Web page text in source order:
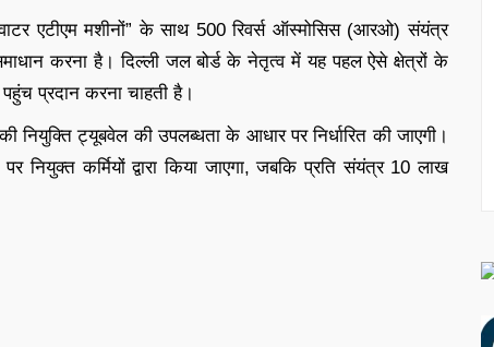
एटीएम मशीनों” के साथ 500 रिवर्स ऑस्मोसिस (आरओ) संयंत्र
करना है। दिल्ली जल बोर्ड के नेतृत्व में यह पहल ऐसे क्षेत्रों के
प्रदान करना चाहती है।
नियुक्ति ट्यूबवेल की उपलब्धता के आधार पर निर्धारित की जाएगी।
नियुक्त कर्मियों द्वारा किया जाएगा, जबकि प्रति संयंत्र 10 लाख